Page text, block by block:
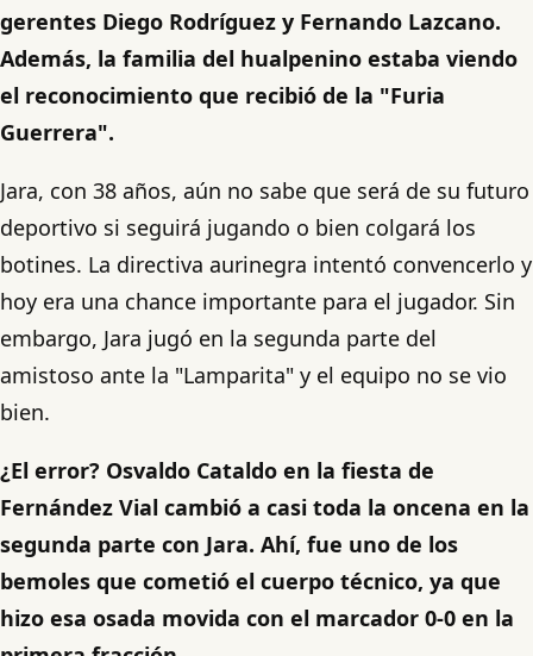
gerentes Diego Rodríguez y Fernando Lazcano.
Además, la familia del hualpenino estaba viendo
el reconocimiento que recibió de la "Furia
Guerrera".
Jara, con 38 años, aún no sabe que será de su futuro
deportivo si seguirá jugando o bien colgará los
botines. La directiva aurinegra intentó convencerlo y
hoy era una chance importante para el jugador. Sin
embargo, Jara jugó en la segunda parte del
amistoso ante la "Lamparita" y el equipo no se vio
bien.
¿El error? Osvaldo Cataldo en la fiesta de
Fernández Vial cambió a casi toda la oncena en la
segunda parte con Jara. Ahí, fue uno de los
bemoles que cometió el cuerpo técnico, ya que
hizo esa osada movida con el marcador 0-0 en la